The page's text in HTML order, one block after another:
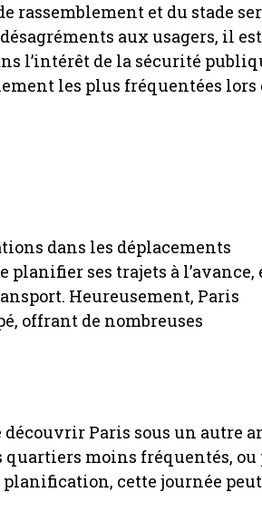
rassemblement et du stade
aux usagers, il est
l’intérêt de la sécurité
les plus fréquentées lors
dans les déplacements
ses trajets à l’avance,
Heureusement, Paris
offrant de nombreuses
Paris sous un autre
quartiers moins fréquentés, ou
planification, cette journée